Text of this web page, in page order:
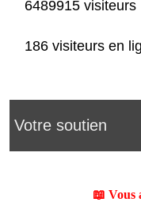
6489915 visiteurs
186 visiteurs en
Votre soutien
📖 Vous